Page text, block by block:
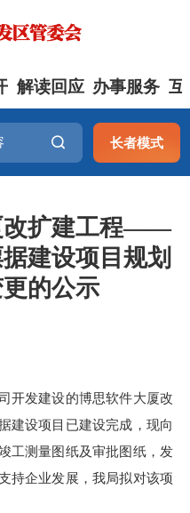
解读回应 办事服务 互
长者模式
改扩建工程——
建设项目规划
的公示
发建设的博思软件大厦改
设项目已建设完成，现向
工测量图纸及审批图纸，发
持企业发展，我局拟对该项